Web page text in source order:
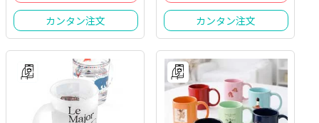
カンタン注文
カンタン注文